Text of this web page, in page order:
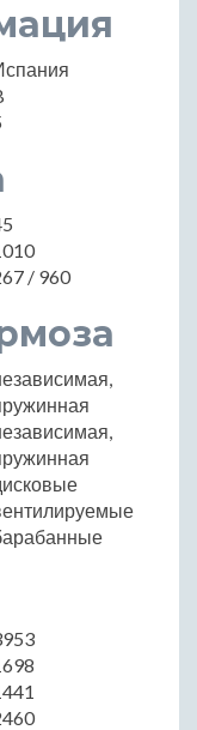
/ 960